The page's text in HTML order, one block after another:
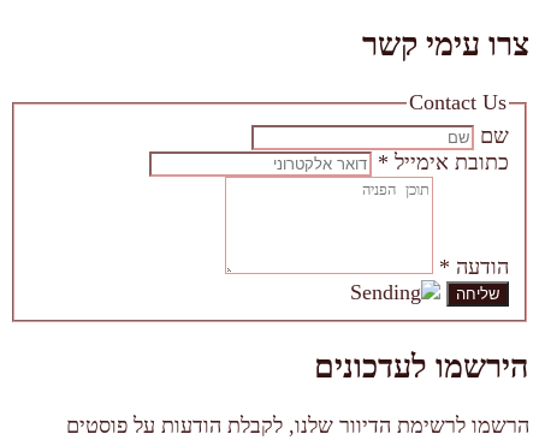
צרו עימי קשר
Contact Us
שם
כתובת אימייל *
הודעה *
הירשמו לעדכונים
הרשמו לרשימת הדיוור שלנו, לקבלת הודעות על פוסטים